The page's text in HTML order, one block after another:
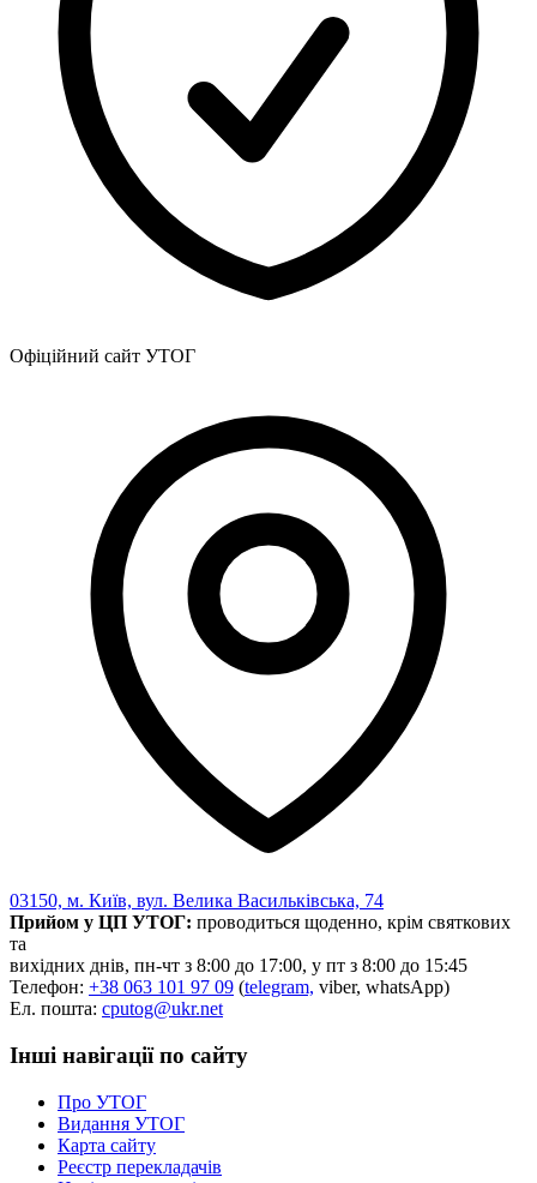
Офіційний сайт УТОГ
03150, м. Київ, вул. Велика Васильківська, 74
Прийом у ЦП УТОГ: проводиться щоденно, крім святкових
та
вихідних днів, пн-чт з 8:00 до 17:00, у пт з 8:00 до 15:45
Телефон: +38 063 101 97 09 (telegram, viber, whatsApp)
Ел. пошта: cputog@ukr.net
Інші навігації по сайту
Про УТОГ
Видання УТОГ
Карта сайту
Реєстр перекладачів